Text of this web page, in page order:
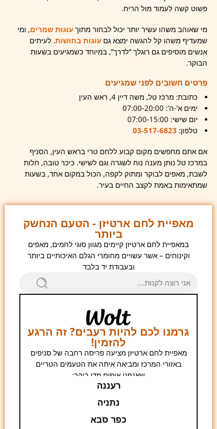
פשוט קשה לעמוד מול הריח.
מי שאוהב משהו עשיר יותר יכול לבחור מתוך עוגות שמרים, ומי
שמעדיף משהו קל להגשה ימצא גם עוגות בחושות. לעיתים
אנשים מוסיפים גם רוגלך “לדרך”, במיוחד כשמגיעים בשעות
הבוקר.
פרטים חשובים לפני שמגיעים
כתובת: מרכז טל, משה דיין 4, ראש העין
ימים א'-ה': 07:00-20:00
יום שישי: 07:00-15:00
טלפון: 03-517-6823
אם אתם מחפשים מקום קבוע ללחם טרי בראש העין, הסניף
במרכז טל נותן מענה נוח לשגרה וגם לשישי. כיכר טובה, חלות
לשבת, מאפים לבוקר ומתוק לקפה, הכול במקום אחד, בשעות
שמתאימות באמת לקצב החיים בעיר.
מאפיית לחם ארטיזן - הטעם הנחשק
ביותר
במאפיית לחם ארטיזן קיימים מגוון סוגי לחמים, מאפים
וקינוחים – אשר עשויים מחומרי הגלם האיכותיים ביותר
ובעבודת יד בלבד
גרמנו לכם להיות רעבים? זה הרגע
להזמין!
מאפיית לחם ארטיזן מציעה פריסה רחבה של סניפים
באזורי המרכז ומביאה איתה את הטעמים הטריים
שאנחנו אופים מדי בוקר:
רעננה
נתניה
כפר סבא